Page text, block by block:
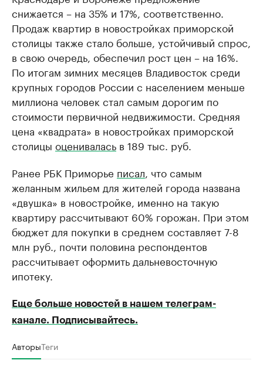
снижается – на 35% и 17%, соответственно.
Продаж квартир в новостройках приморской
столицы также стало больше, устойчивый спрос,
в свою очередь, обеспечил рост цен – на 16%.
По итогам зимних месяцев Владивосток среди
крупных городов России с населением меньше
миллиона человек стал самым дорогим по
стоимости первичной недвижимости. Средняя
цена «квадрата» в новостройках приморской
столицы оценивалась в 189 тыс. руб.
Ранее РБК Приморье писал , что самым
желанным жильем для жителей города названа
«двушка» в новостройке, именно на такую
квартиру рассчитывают 60% горожан. При этом
бюджет для покупки в среднем составляет 7-8
млн руб., почти половина респондентов
рассчитывает оформить дальневосточную
ипотеку.
Еще больше новостей в нашем телеграм-
канале. Подписывайтесь.
АвторыТеги